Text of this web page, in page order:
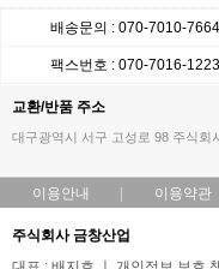
배송문의 : 070-7010-7664
팩스번호 : 070-7016-1223
교환/반품 주소
대구광역시 서구 고성로 98 주식회
이용안내 이용약관
주식회사 금창산업